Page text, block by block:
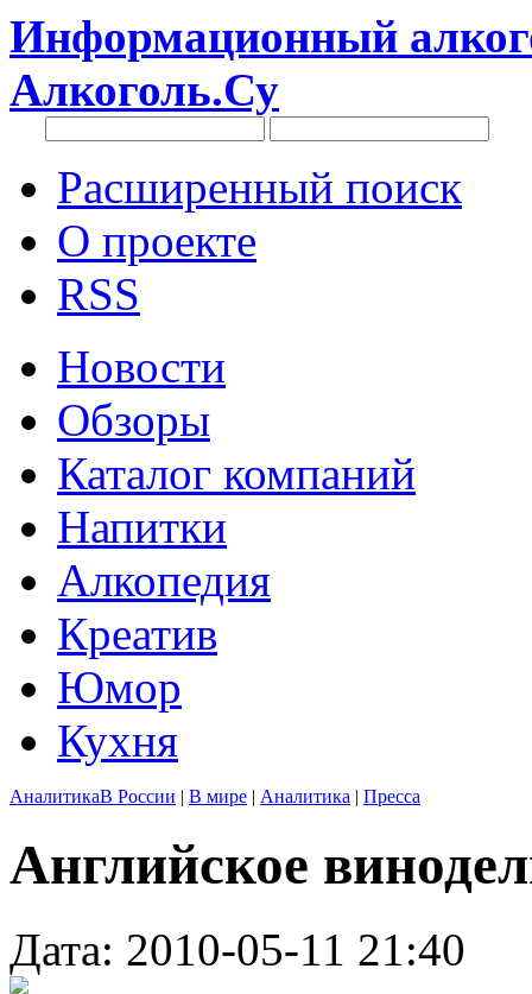
Информационный
Алкоголь.Су
Расширенный поиск
О проекте
RSS
Новости
Обзоры
Каталог компаний
Напитки
Алкопедия
Креатив
Юмор
Кухня
АналитикаВ России | В мире | Аналитика | Пресса
Английское
Дата: 2010-05-11 21:40